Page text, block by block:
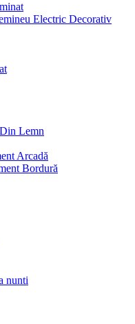
Electric Decorativ
Lemn
Arcadă
Bordură
nunti